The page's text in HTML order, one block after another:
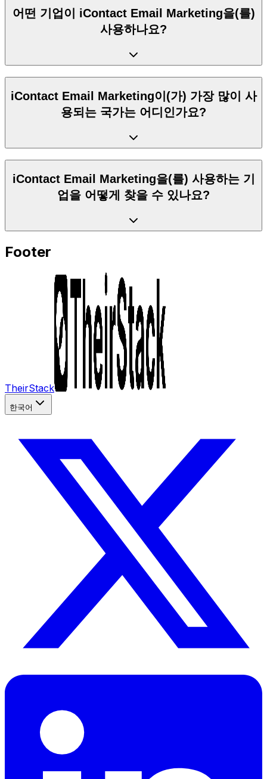
어떤 기업이 iContact Email Marketing을(를)
사용하나요?
iContact Email Marketing이(가) 가장 많이 사
용되는 국가는 어디인가요?
iContact Email Marketing을(를) 사용하는 기
업을 어떻게 찾을 수 있나요?
Footer
TheirStack
한국어